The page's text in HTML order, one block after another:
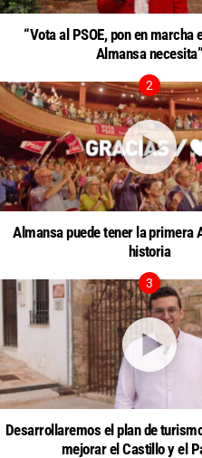
“Vota al PSOE, pon en marcha
Almansa necesita”
Almansa puede tener la primera
historia
Desarrollaremos el plan de
mejorar el Castillo y el